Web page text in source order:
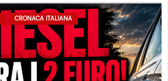
CRONACA ITALIANA